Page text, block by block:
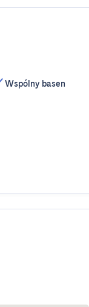
Wspólny basen